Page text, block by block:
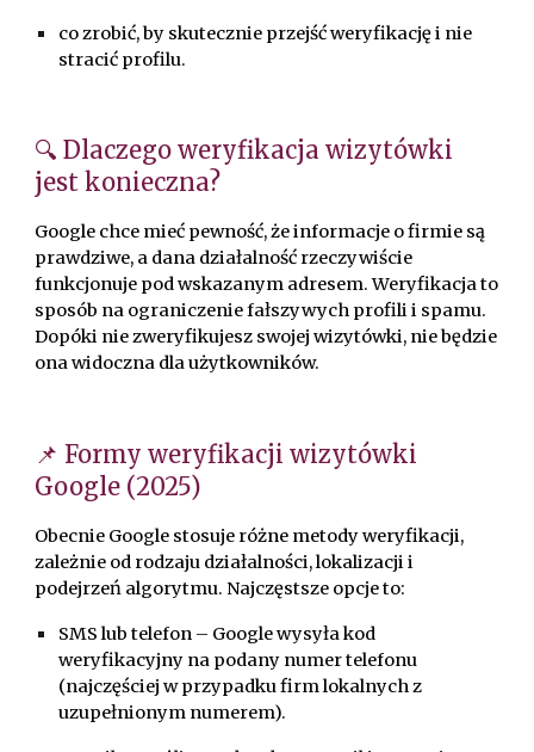
co zrobić, by skutecznie przejść weryfikację i nie
stracić profilu.
🔍 Dlaczego weryfikacja wizytówki
jest konieczna?
Google chce mieć pewność, że informacje o firmie są
prawdziwe, a dana działalność rzeczywiście
funkcjonuje pod wskazanym adresem. Weryfikacja to
sposób na ograniczenie fałszywych profili i spamu.
Dopóki nie zweryfikujesz swojej wizytówki, nie będzie
ona widoczna dla użytkowników.
📌 Formy weryfikacji wizytówki
Google (2025)
Obecnie Google stosuje różne metody weryfikacji,
zależnie od rodzaju działalności, lokalizacji i
podejrzeń algorytmu. Najczęstsze opcje to:
SMS lub telefon – Google wysyła kod
weryfikacyjny na podany numer telefonu
(najczęściej w przypadku firm lokalnych z
uzupełnionym numerem).